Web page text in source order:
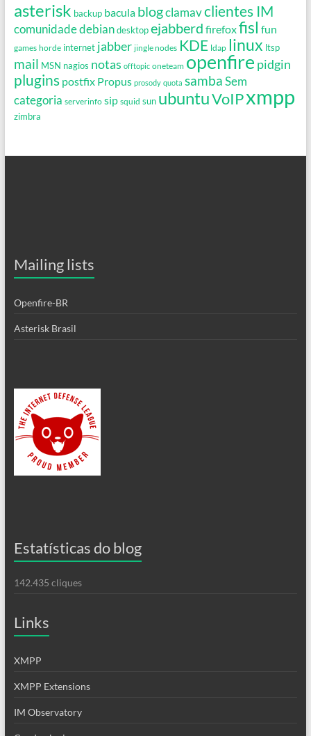
asterisk backup bacula blogclamavclientes IM
comunidadedebian desktop ejabberd firefoxfisl fun
games horde internet jabber jingle nodes KDE ldap linux ltsp
mail MSN nagios notas offtopic oneteam openfire pidgin
plugins postfix Propus prosody quota samba Sem
categoria serverinfo sip squid sun ubuntuVoIPxmpp
zimbra
Mailing lists
Openfire-BR
Asterisk Brasil
Estatísticas do blog
142.435 cliques
Links
XMPP
XMPP Extensions
IM Observatory